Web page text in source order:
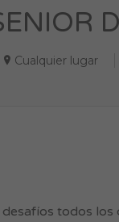
Cualquier lugar
todos